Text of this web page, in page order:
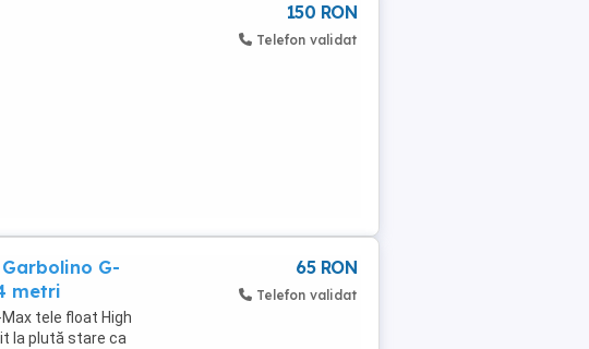
150 RON
Telefon validat
G-
metri
tele float High
la plută stare ca
65 RON
Telefon validat